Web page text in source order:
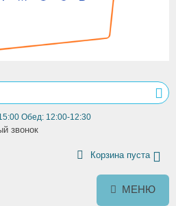
Обед: 12:00-12:30
звонок
Корзина пуста
МЕНЮ